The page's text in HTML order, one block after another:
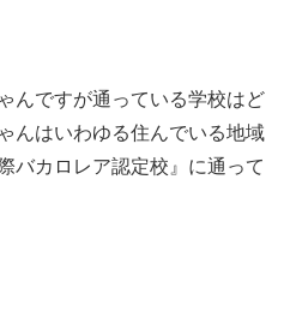
んですが通っている学校はど
んはいわゆる住んでいる地域
バカロレア認定校』に通って